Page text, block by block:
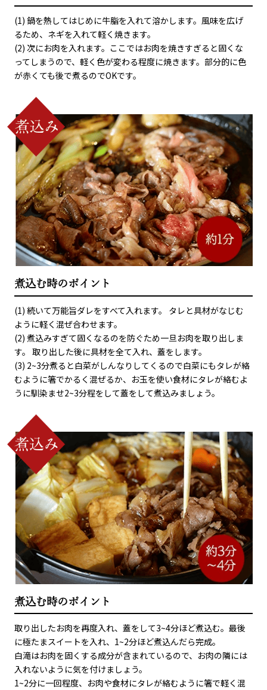
(1) 鍋を熱してはじめに牛脂を入れて溶かします。風味を広げ
るため、ネギを入れて軽く焼きます。
(2) 次にお肉を入れます。ここではお肉を焼きすぎると固くな
ってしまうので、軽く色が変わる程度に焼きます。部分的に色
が赤くても後で煮るのでOKです。
煮込む時のポイント
(1) 続いて万能旨ダレをすべて入れます。 タレと具材がなじむ
ように軽く混ぜ合わせます。
(2) 煮込みすぎて固くなるのを防ぐため一旦お肉を取り出しま
す。 取り出した後に具材を全て入れ、蓋をします。
(3) 2~3分煮ると白菜がしんなりしてくるので白菜にもタレが絡
むように箸でかるく混ぜるか、お玉を使い食材にタレが絡むよ
うに馴染ませ2~3分程をして蓋をして煮込みましょう。
煮込む時のポイント
取り出したお肉を再度入れ、蓋をして3~4分ほど煮込む。最後
に極たまスイートを入れ、1~2分ほど煮込んだら完成。
白滝はお肉を固くする成分が含まれているので、お肉の隣には
入れないように気を付けましょう。
1~2分に一回程度、お肉や食材にタレが絡むように箸で軽く混